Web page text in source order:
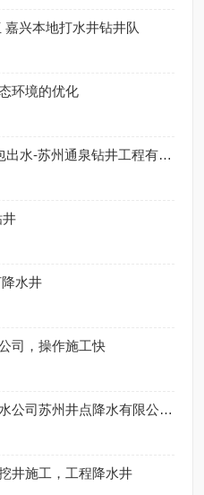
兴本地打水井钻井队
环境的优化
江阴钻井,20年打井经验,包出水-苏州通泉钻井工程有限公司
井
水井
司，操作施工快
苏州井点降水苏州井点降水公司苏州井点降水有限公司通泉降水公司
井施工，工程降水井